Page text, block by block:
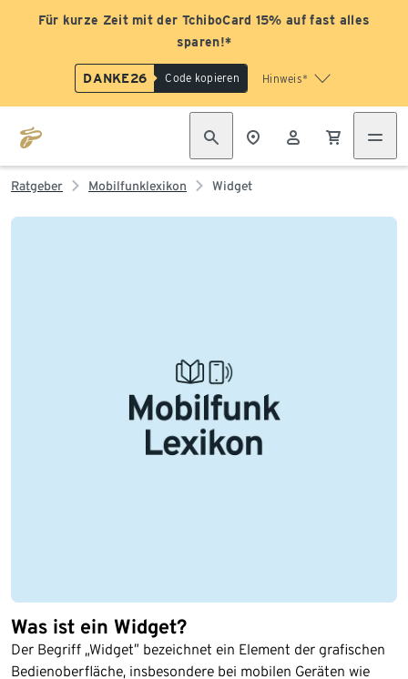
Für kurze Zeit mit der TchiboCard 15% auf fast alles
sparen!*
DANKE26 Code kopieren Hinweis*
Ratgeber Mobilfunklexikon Widget
Was ist ein Widget?
Der Begriff „Widget” bezeichnet ein Element der grafischen
Bedienoberfläche, insbesondere bei mobilen Geräten wie